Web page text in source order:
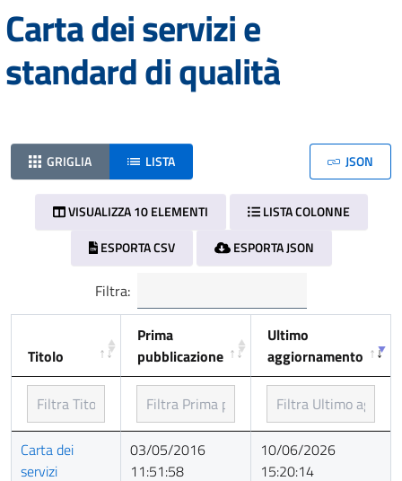
Carta dei servizi e
standard di qualità
GRIGLIA LISTA JSON
VISUALIZZA 10 ELEMENTI
LISTA COLONNE
ESPORTA CSV
ESPORTA JSON
Filtra:
Titolo
Prima
pubblicazione
Ultimo
aggiornamento
Titolo
Prima
pubblicazione
Ultimo
aggiornamento
Carta dei
servizi
03/05/2016
11:51:58
10/06/2026
15:20:14